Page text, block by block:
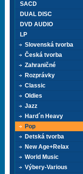
SACD
DUAL DISC
DVD AUDIO
LP
Slovenská tvorba
Česká tvorba
Zahraničné
Rozprávky
Classic
Oldies
Jazz
Hard´n Heavy
Pop
Detská tvorba
New Age+Relax
World Music
Výbery-Various